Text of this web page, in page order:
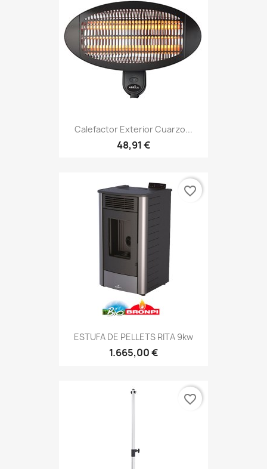
Calefactor Exterior Cuarzo...
48,91 €
ESTUFA DE PELLETS RITA 9kw
1.665,00 €
favorite_border
favorite_border